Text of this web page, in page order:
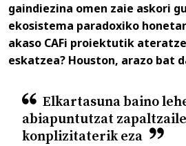
gaindiezina omen zaie askori
ekosistema paradoxiko
akaso CAFi proiektutik
eskatzea? Houston, arazo bat
Elkartasuna baino
abiapuntutzat
konplizitaterik eza